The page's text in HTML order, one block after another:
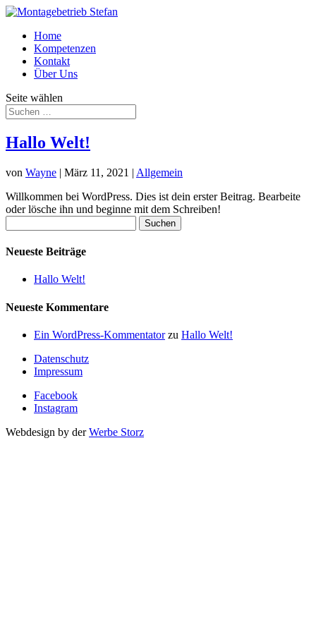
Home
Kompetenzen
Kontakt
Über Uns
Seite wählen
Hallo Welt!
von Wayne | März 11, 2021 | Allgemein
Willkommen bei WordPress. Dies ist dein erster Beitrag. Bearbeite
oder lösche ihn und beginne mit dem Schreiben!
nach:
Neueste Beiträge
Hallo Welt!
Neueste Kommentare
Ein WordPress-Kommentatorzu Hallo Welt!
Datenschutz
Impressum
Facebook
Instagram
Webdesign by derWerbe Storz